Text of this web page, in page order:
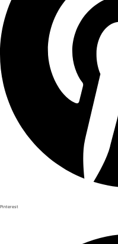
Pinterest